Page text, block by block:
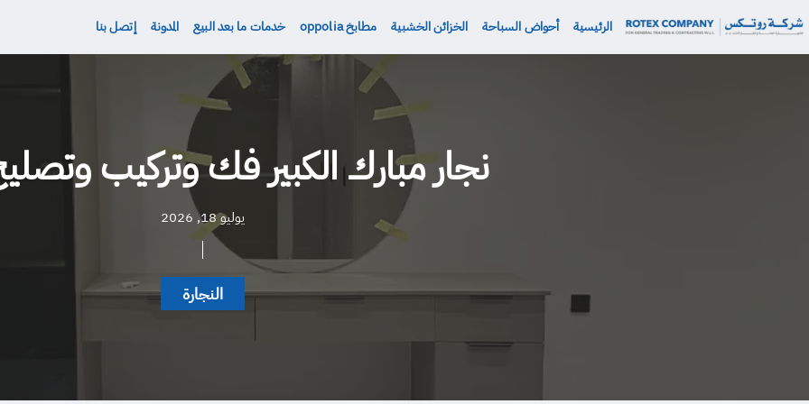
إلى
الرئيسية أحواض السباحة الخزائن الخشبية مطابخ oppolia خدمات ما بعد البيع المدونة إتصل بنا
نجار مبارك الكبير فك وتركيب
يوليو 18, 2026
النجارة